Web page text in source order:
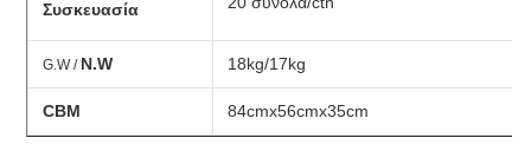
Συσκευασία
G.W / N.W 18kg/17kg
CBM 84cmx56cmx35cm